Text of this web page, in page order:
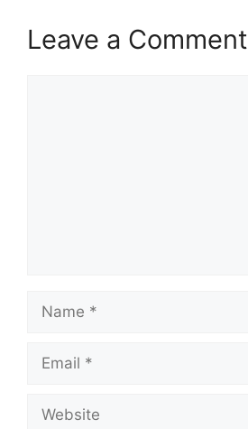
Leave a Comment